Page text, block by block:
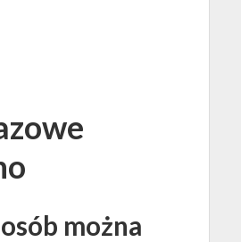
można